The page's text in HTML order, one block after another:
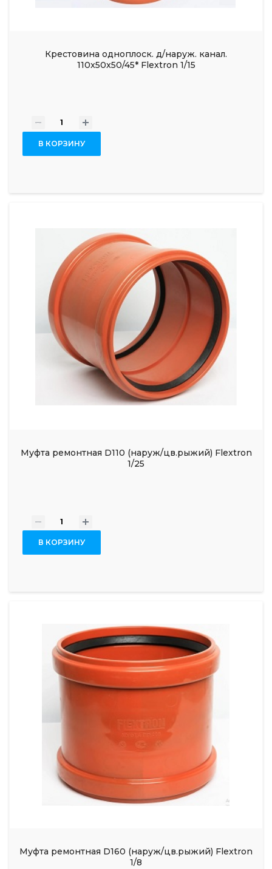
Крестовина одноплоск. д/наруж. канал.
110x50x50/45* Flextron 1/15
- +
В КОРЗИНУ
Муфта ремонтная D110 (наруж/цв.рыжий) Flextron
1/25
- +
В КОРЗИНУ
Муфта ремонтная D160 (наруж/цв.рыжий) Flextron
1/8